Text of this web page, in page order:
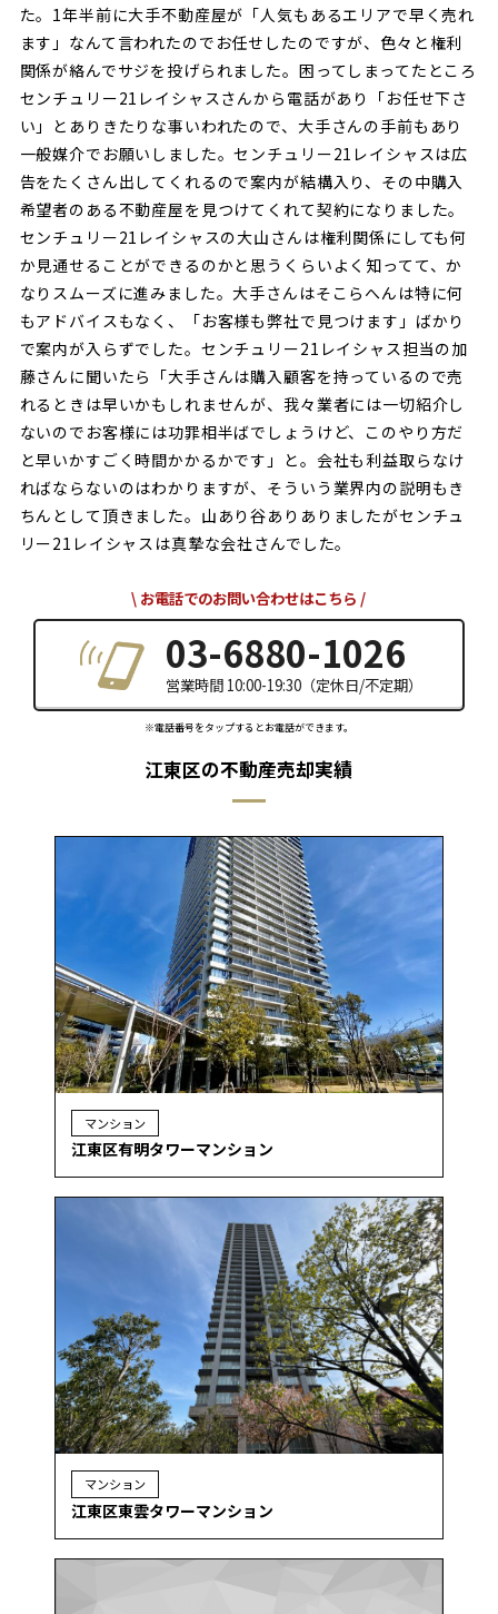
た。1年半前に大手不動産屋が「人気もあるエリアで早く売れ
ます」なんて言われたのでお任せしたのですが、色々と権利
関係が絡んでサジを投げられました。困ってしまってたところ
センチュリー21レイシャスさんから電話があり「お任せ下さ
い」とありきたりな事いわれたので、大手さんの手前もあり
一般媒介でお願いしました。センチュリー21レイシャスは広
告をたくさん出してくれるので案内が結構入り、その中購入
希望者のある不動産屋を見つけてくれて契約になりました。
センチュリー21レイシャスの大山さんは権利関係にしても何
か見通せることができるのかと思うくらいよく知ってて、か
なりスムーズに進みました。大手さんはそこらへんは特に何
もアドバイスもなく、「お客様も弊社で見つけます」ばかり
で案内が入らずでした。センチュリー21レイシャス担当の加
藤さんに聞いたら「大手さんは購入顧客を持っているので売
れるときは早いかもしれませんが、我々業者には一切紹介し
ないのでお客様には功罪相半ばでしょうけど、このやり方だ
と早いかすごく時間かかるかです」と。会社も利益取らなけ
ればならないのはわかりますが、そういう業界内の説明もき
ちんとして頂きました。山あり谷ありありましたがセンチュ
リー21レイシャスは真摯な会社さんでした。
お電話でのお問い合わせはこちら
03-6880-1026
営業時間 10:00-19:30（定休日/不定期）
※電話番号をタップするとお電話ができます。
江東区の不動産売却実績
マンション
江東区有明タワーマンション
マンション
江東区東雲タワーマンション